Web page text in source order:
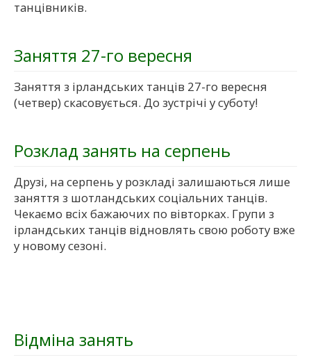
танцівників.
Заняття 27-го вересня
Заняття з ірландських танців 27-го вересня
(четвер) скасовується. До зустрічі у суботу!
Розклад занять на серпень
Друзі, на серпень у розкладі залишаються лише
заняття з шотландських соціальних танців.
Чекаємо всіх бажаючих по вівторках. Групи з
ірландських танців відновлять свою роботу вже
у новому сезоні.
Відміна занять